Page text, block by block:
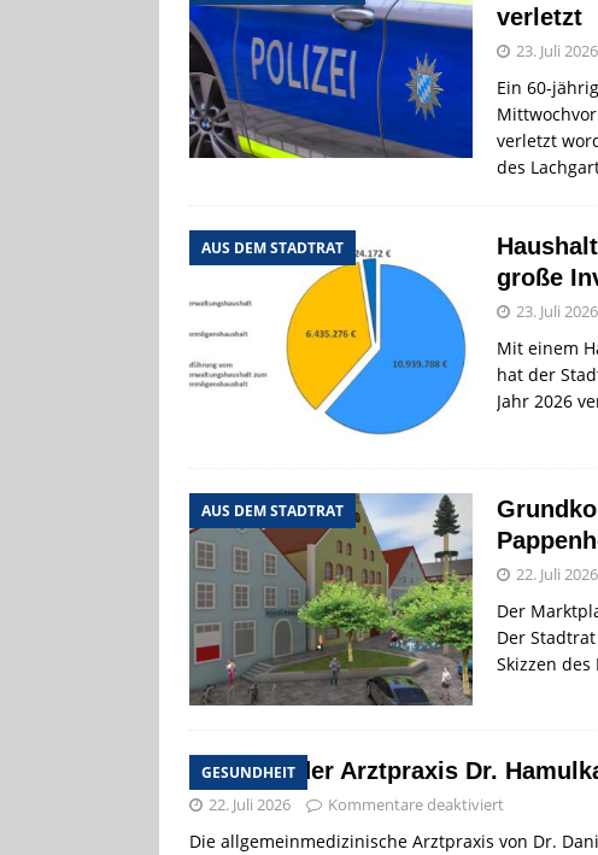
verletzt
23. Juli 2026
Ein 60-
verletzt
des
AUS DEM STADTRAT
große
23. Juli 2026
Mit einem
hat der
Jahr 2026
AUS DEM STADTRAT
22. Juli 2026
Der
Der
Skizzen
GESUNDHEIT
Urlaub der Arztpraxis Dr.
22. Juli 2026 Kommentare deaktiviert
Die allgemeinmedizinische Arztpraxis von Dr.